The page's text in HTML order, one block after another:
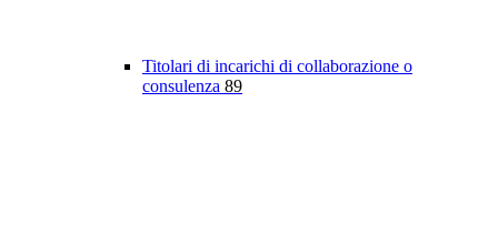
Titolari di incarichi di collaborazione o
consulenza 89